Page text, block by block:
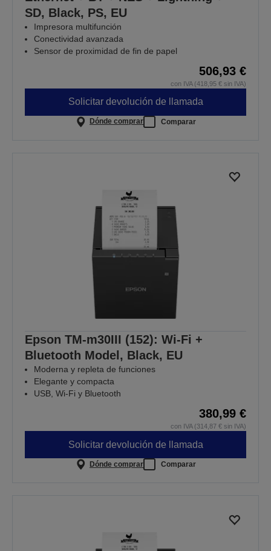
SD, Black, PS, EU
Impresora multifunción
Conectividad avanzada
Sensor de proximidad de fin de papel
506,93 €
con IVA (418,95 € sin IVA)
Solicitar devolución de llamada
Dónde comprar Comparar
Epson TM-m30III (152): Wi-Fi +
Bluetooth Model, Black, EU
Moderna y repleta de funciones
Elegante y compacta
USB, Wi-Fi y Bluetooth
380,99 €
con IVA (314,87 € sin IVA)
Solicitar devolución de llamada
Dónde comprar Comparar